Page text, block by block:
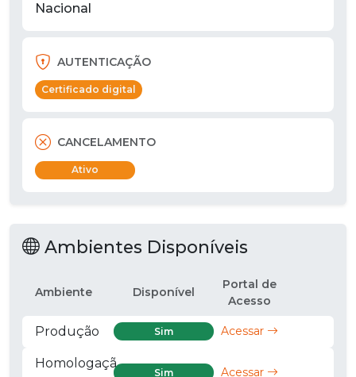
Nacional
AUTENTICAÇÃO
Certificado digital
CANCELAMENTO
Ativo
Ambientes Disponíveis
Ambiente Disponível
Portal de
Acesso
Produção Sim Acessar
Homologaçã
Sim Acessar